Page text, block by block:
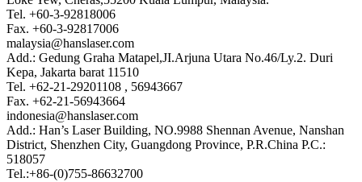
Tel. +60-3-92818006
Fax. +60-3-92817006
malaysia@hanslaser.com
Add.: Gedung Graha Matapel,JI.Arjuna Utara No.46/Ly.2. Duri
Kepa, Jakarta barat 11510
Tel. +62-21-29201108 , 56943667
Fax. +62-21-56943664
indonesia@hanslaser.com
Add.: Han’s Laser Building, NO.9988 Shennan Avenue, Nanshan
District, Shenzhen City, Guangdong Province, P.R.China P.C.:
518057
Tel.:+86-(0)755-86632700